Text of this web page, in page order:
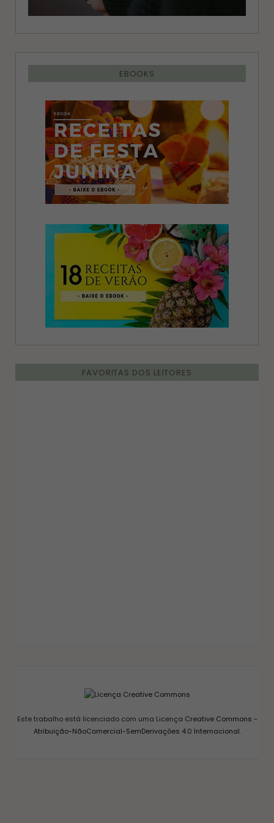
EBOOKS
FAVORITAS DOS LEITORES
Este trabalho está licenciado com uma Licença Creative Commons -
Atribuição-NãoComercial-SemDerivações 4.0 Internacional.